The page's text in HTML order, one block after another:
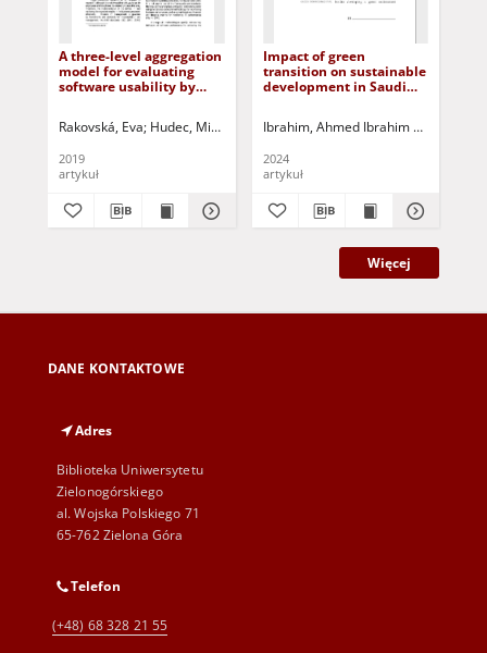
A three-level aggregation
model for evaluating
software usability by
Rakovská, Eva Hudec, Miroslav Kulczycki, Piotr - ed. Kacprzyk, Janusz
2019
artykuł
Impact of green
transition on sustainable
development in Saudi
Business Administration
University
Ibrahim, Ahmed Ibrahim Hassan
2024
artykuł
Więcej
DANE KONTAKTOWE
Adres
Biblioteka Uniwersytetu
Zielonogórskiego
al. Wojska Polskiego 71
65-762 Zielona Góra
Telefon
(+48) 68 328 21 55